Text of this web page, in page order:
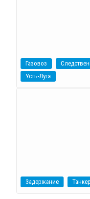
Газовоз
Усть-Луга
Задержание Танкер